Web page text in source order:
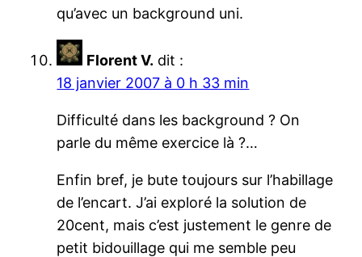
qu’avec un background uni.
Florent V. dit :
18 janvier 2007 à 0 h 33 min
Difficulté dans les background ? On
parle du même exercice là ?…
Enfin bref, je bute toujours sur l’habillage
de l’encart. J’ai exploré la solution de
20cent, mais c’est justement le genre de
petit bidouillage qui me semble peu